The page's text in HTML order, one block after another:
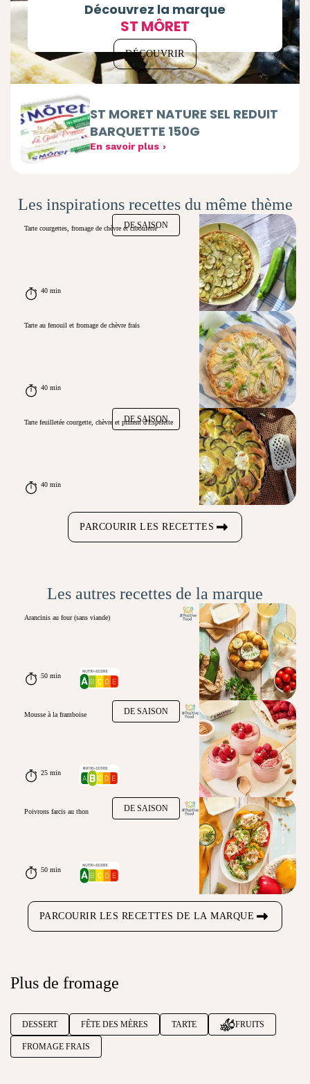
Découvrez la marque
ST MÔRET
DÉCOUVRIR
ST MORET NATURE SEL REDUIT
BARQUETTE 150G
En savoir plus
Les inspirations recettes du même thème
DE SAISON
Tarte courgettes, fromage de chèvre et ciboulette
40 min
Tarte au fenouil et fromage de chèvre frais
40 min
DE SAISON
Tarte feuilletée courgette, chèvre et piment d'Espelette
40 min
PARCOURIR LES RECETTES
Les autres recettes de la marque
Arancinis au four (sans viande)
50 min
DE SAISON
Mousse à la framboise
25 min
DE SAISON
Poivrons farcis au thon
50 min
PARCOURIR LES RECETTES DE LA MARQUE
Plus de fromage
DESSERT FÊTE DES MÈRES TARTE FRUITS
FROMAGE FRAIS